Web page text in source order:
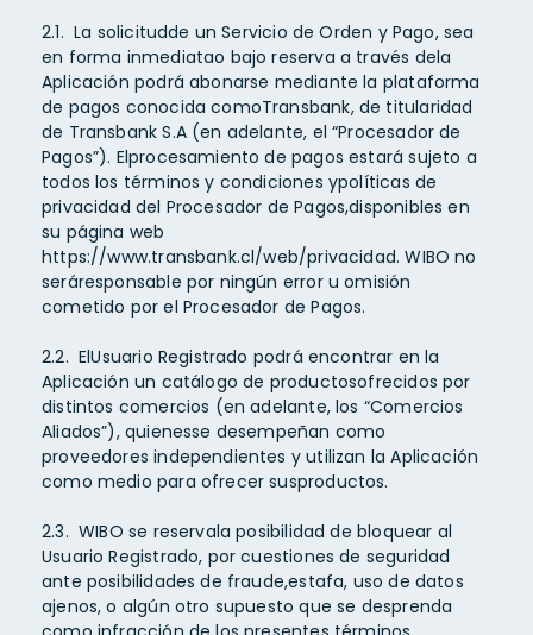
2.1. La solicitudde un Servicio de Orden y Pago, sea
en forma inmediatao bajo reserva a través dela
Aplicación podrá abonarse mediante la plataforma
de pagos conocida comoTransbank, de titularidad
de Transbank S.A (en adelante, el “Procesador de
Pagos”). Elprocesamiento de pagos estará sujeto a
todos los términos y condiciones ypolíticas de
privacidad del Procesador de Pagos,disponibles en
su página web
https://www.transbank.cl/web/privacidad. WIBO no
seráresponsable por ningún error u omisión
cometido por el Procesador de Pagos.
2.2. ElUsuario Registrado podrá encontrar en la
Aplicación un catálogo de productosofrecidos por
distintos comercios (en adelante, los “Comercios
Aliados”), quienesse desempeñan como
proveedores independientes y utilizan la Aplicación
como medio para ofrecer susproductos.
2.3. WIBO se reservala posibilidad de bloquear al
Usuario Registrado, por cuestiones de seguridad
ante posibilidades de fraude,estafa, uso de datos
ajenos, o algún otro supuesto que se desprenda